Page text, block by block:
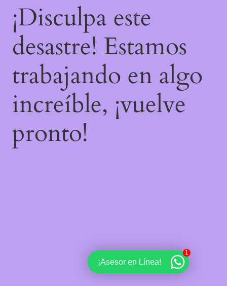
¡Disculpa este
desastre! Estamos
trabajando en algo
increíble, ¡vuelve
pronto!
¡Asesor en Línea!
1